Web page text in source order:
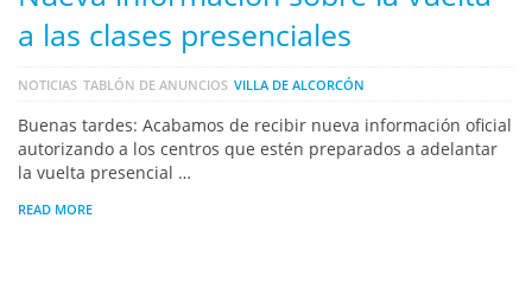
a las clases presenciales
NOTICIAS TABLÓN DE ANUNCIOS VILLA DE ALCORCÓN
Buenas tardes: Acabamos de recibir nueva información oficial
autorizando a los centros que estén preparados a adelantar
la vuelta presencial …
READ MORE